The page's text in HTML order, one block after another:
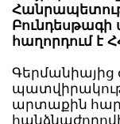
Բունդեսթագի
հաղորդում է
արտաքին